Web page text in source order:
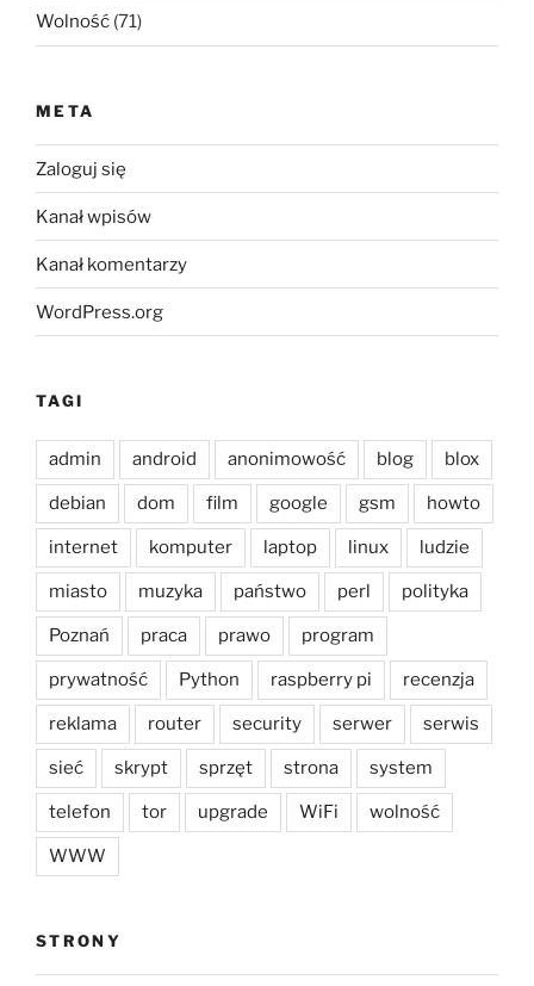
Wolność (71)
META
Zaloguj się
Kanał wpisów
Kanał komentarzy
WordPress.org
TAGI
admin android anonimowość blog blox
debian dom film google gsm howto
internet komputer laptop linux ludzie
miasto muzyka państwo perl polityka
Poznań praca prawo program
prywatność Python raspberry pi recenzja
reklama router security serwer serwis
sieć skrypt sprzęt strona system
telefon tor upgrade WiFi wolność
WWW
STRONY